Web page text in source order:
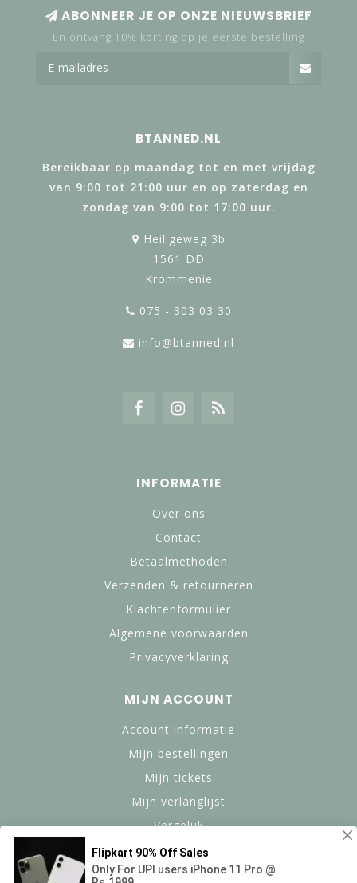
ABONNEER JE OP ONZE NIEUWSBRIEF
En ontvang 10% korting op je eerste bestelling
BTANNED.NL
Bereikbaar op maandag tot en met vrijdag
van 9:00 tot 21:00 uur en op zaterdag en
zondag van 9:00 tot 17:00 uur.
Heiligeweg 3b
1561 DD
Krommenie
075 - 303 03 30
info@btanned.nl
INFORMATIE
Over ons
Contact
Betaalmethoden
Verzenden & retourneren
Klachtenformulier
Algemene voorwaarden
Privacyverklaring
MIJN ACCOUNT
Account informatie
Mijn bestellingen
Mijn tickets
Mijn verlanglijst
Vergelijk
Alle producten